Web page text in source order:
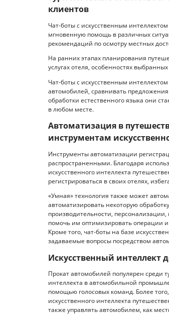
клиентов
Чат-боты с искусственным
мгновенную помощь в различных
рекомендаций по осмотру местных
На ранних этапах планирования
услугах отеля, особенностях
Чат-боты с искусственным
автомобилей, сравнивать
обработки естественного языка они
в любом месте.
Автоматизация в
инструментам
Инструменты автоматизации
распространенными. Благодаря
искусственного интеллекта
регистрироваться в своих отелях,
«Умная» технология также может
автоматизировать некоторую
производительности,
помочь им оптимизировать операции
Кроме того, чат-боты на базе
задаваемые вопросы посредством
Искусственный интеллект
Прокат автомобилей популярен среди
интеллекта в автомобильной
помощью голосовых команд. Более
искусственного интеллекта
также управлять автомобилем, как